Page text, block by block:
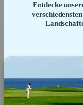
Entdecke